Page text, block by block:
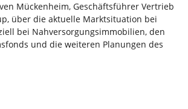
Mückenheim, Geschäftsführer Vertrieb
über die aktuelle Marktsituation bei
bei Nahversorgungsimmobilien, den
und die weiteren Planungen des